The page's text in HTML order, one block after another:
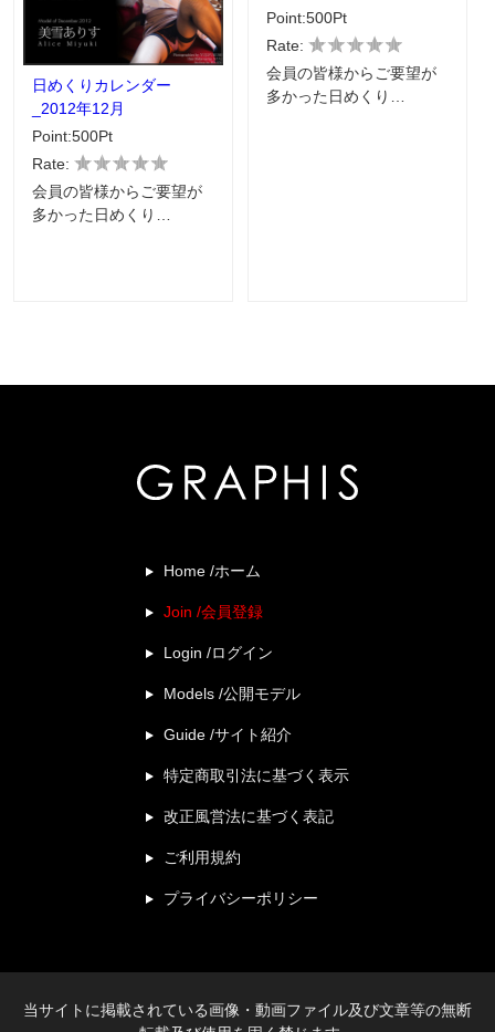
日めくりカレンダー
_2012年12月
Point:500Pt
Rate:
会員の皆様からご要望が
多かった日めくり…
Point:500Pt
Rate:
会員の皆様からご要望が
多かった日めくり…
Home /ホーム
Join /会員登録
Login /ログイン
Models /公開モデル
Guide /サイト紹介
特定商取引法に基づく表示
改正風営法に基づく表記
ご利用規約
プライバシーポリシー
当サイトに掲載されている画像・動画ファイル及び文章等の無断